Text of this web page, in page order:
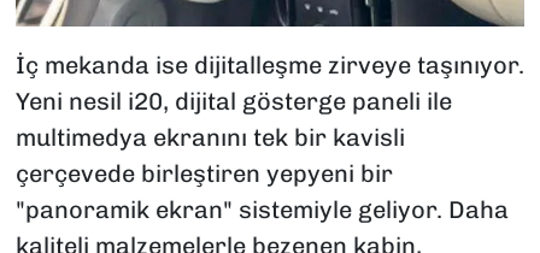
İç mekanda ise dijitalleşme zirveye taşınıyor.
Yeni nesil i20, dijital gösterge paneli ile
multimedya ekranını tek bir kavisli
çerçevede birleştiren yepyeni bir
"panoramik ekran" sistemiyle geliyor. Daha
kaliteli malzemelerle bezenen kabin,